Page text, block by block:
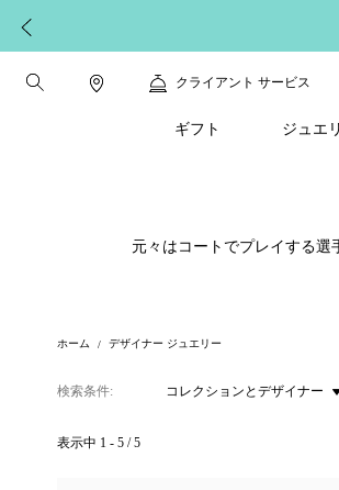
クライアント サービス
ギフト ジュエ
元々はコートでプレイする
ホーム デザイナー ジュエリー
検索条件 コレクションとデザイナー
表示中 1 - 5 / 5